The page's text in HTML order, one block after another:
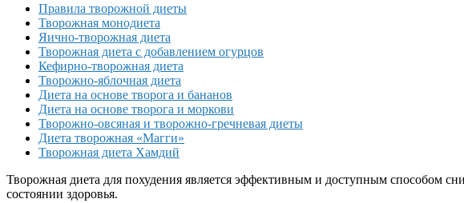
Правила творожной диеты
Творожная монодиета
Яично-творожная диета
Творожная диета с добавлением огурцов
Кефирно-творожная диета
Творожно-яблочная диета
Диета на основе творога и бананов
Диета на основе творога и моркови
Творожно-овсяная и творожно-гречневая диеты
Диета творожная «Магги»
Творожная диета Хамдий
Творожная диета для похудения является эффективным и доступным способом
состоянии здоровья.